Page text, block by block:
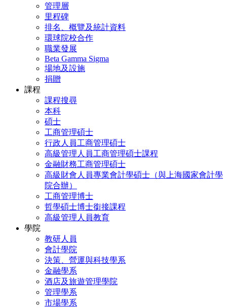
管理層
里程碑
排名、概覽及統計資料
環球院校合作
職業發展
Beta Gamma Sigma
場地及設施
捐贈
課程
課程搜尋
本科
碩士
工商管理碩士
行政人員工商管理碩士
高級管理人員工商管理碩士課程
金融財務工商管理碩士
高級財會人員專業會計學碩士（與上海國家會計學
院合辦）
工商管理博士
哲學碩士博士銜接課程
高級管理人員教育
學院
教研人員
會計學院
決策、營運與科技學系
金融學系
酒店及旅遊管理學院
管理學系
市場學系